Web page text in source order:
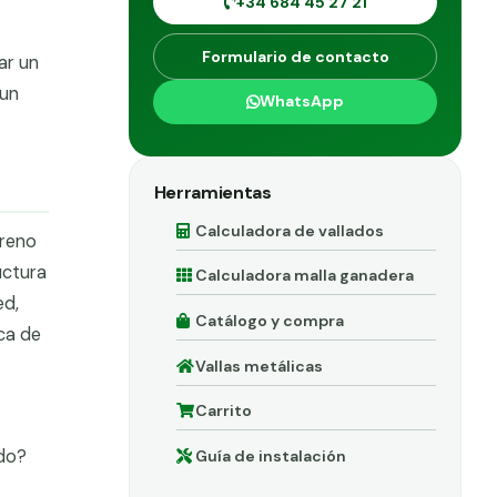
un
de
Formulario de contacto
WhatsApp
Herramientas
Calculadora de vallados
Calculadora malla ganadera
Catálogo y compra
Vallas metálicas
Carrito
Guía de instalación